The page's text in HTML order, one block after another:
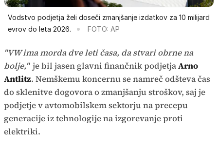
Vodstvo podjetja želi doseči zmanjšanje izdatkov za 10 milijard
evrov do leta 2026.
FOTO: AP
"VW ima morda dve leti časa, da stvari obrne na
bolje," je bil jasen glavni finančnik podjetjaArno
Antlitz. Nemškemu koncernu se namreč odšteva čas
do sklenitve dogovora o zmanjšanju stroškov, saj je
podjetje v avtomobilskem sektorju na precepu
generacije iz tehnologije na izgorevanje proti
elektriki.